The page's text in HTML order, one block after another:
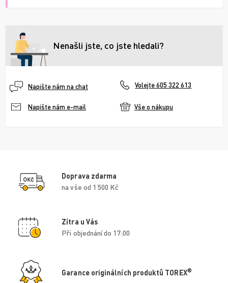
Nenašli jste, co jste hledali?
Napište nám na chat Volejte 605 322 613
Napište nám e-mail Vše o nákupu
Doprava zdarma
na vše od 1 500 Kč
Zítra u Vás
Při objednání do 17:00
Garance originálních produktů TOREX®